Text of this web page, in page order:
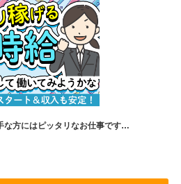
な方にはピッタリなお仕事です…